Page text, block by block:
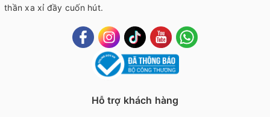
thần xa xỉ đầy cuốn hút.
Hỗ trợ khách hàng